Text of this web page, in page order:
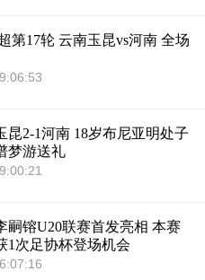
第17轮 云南玉昆vs河南 全场
昆2-1河南 18岁布尼亚明处子
梦游送礼
嗣镕U20联赛首发亮相 本赛
1次足协杯登场机会